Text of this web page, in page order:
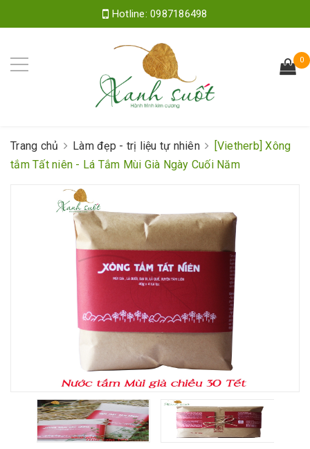
Hotline:0987186498
0
Trang chủ Làm đẹp - trị liệu tự nhiên
[Vietherb] Xông
tắm Tất niên - Lá Tắm Mùi Già Ngày Cuối Năm